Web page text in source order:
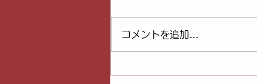
黄土漢方よもぎ蒸しベイビ
コメントを追加…